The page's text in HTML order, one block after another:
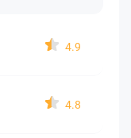
4.9
4.8